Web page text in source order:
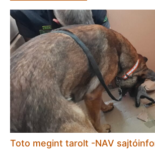
Toto megint tarolt -NAV